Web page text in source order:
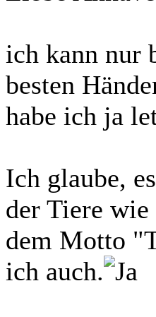
ich kann nur
besten
habe ich ja
Ich glaube,
der Tiere
dem Motto
ich auch.